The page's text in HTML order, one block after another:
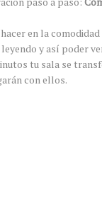
en la
y así poder
tu sala se
con ellos.